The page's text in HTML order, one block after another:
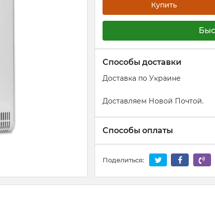
Купить
Способы доставки
Доставка по Украине
Доставляем Новой Почтой.
Способы оплаты
Поделиться: